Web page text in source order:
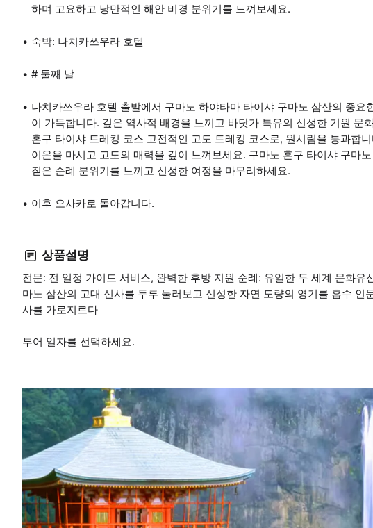
하며 고요하고 낭만적인 해안 비경 분위기를 느껴보세요.
숙박: 나치카쓰우라 호텔
# 둘째 날
나치카쓰우라 호텔 출발에서 구마노 하야타마 타이샤 구마노 삼산의 중요
이 가득합니다. 깊은 역사적 배경을 느끼고 바닷가 특유의 신성한 기원 문
혼구 타이샤 트레킹 코스 고전적인 고도 트레킹 코스로, 원시림을 통과합
이온을 마시고 고도의 매력을 깊이 느껴보세요. 구마노 혼구 타이샤 구마
짙은 순례 분위기를 느끼고 신성한 여정을 마무리하세요.
이후 오사카로 돌아갑니다.
상품설명
전문: 전 일정 가이드 서비스, 완벽한 후방 지원 순례: 유일한 두 세계 문화유
마노 삼산의 고대 신사를 두루 둘러보고 신성한 자연 도량의 영기를 흡수 인
사를 가로지르다
투어 일자를 선택하세요.